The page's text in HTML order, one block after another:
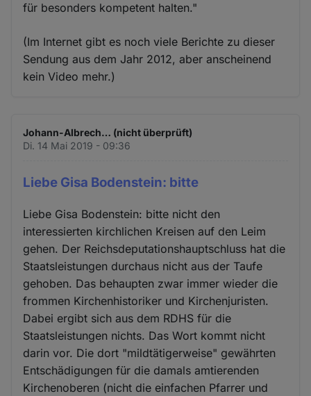
für besonders kompetent halten."
(Im Internet gibt es noch viele Berichte zu dieser
Sendung aus dem Jahr 2012, aber anscheinend
kein Video mehr.)
Johann-Albrech… (nicht überprüft)
Di. 14 Mai 2019 - 09:36
Liebe Gisa Bodenstein: bitte
Liebe Gisa Bodenstein: bitte nicht den
interessierten kirchlichen Kreisen auf den Leim
gehen. Der Reichsdeputationshauptschluss hat die
Staatsleistungen durchaus nicht aus der Taufe
gehoben. Das behaupten zwar immer wieder die
frommen Kirchenhistoriker und Kirchenjuristen.
Dabei ergibt sich aus dem RDHS für die
Staatsleistungen nichts. Das Wort kommt nicht
darin vor. Die dort "mildtätigerweise" gewährten
Entschädigungen für die damals amtierenden
Kirchenoberen (nicht die einfachen Pfarrer und